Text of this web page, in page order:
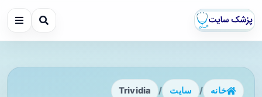
خانه / سایت /
Trividia